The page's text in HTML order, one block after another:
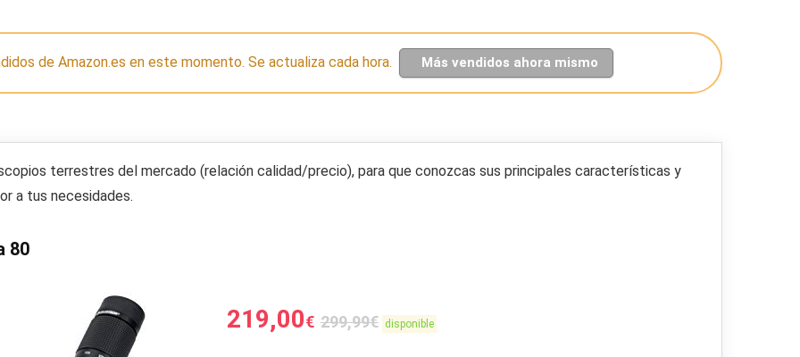
de Amazon.es en este momento. Se actualiza cada hora. Más vendidos ahora mismo
terrestres del mercado (relación calidad/precio), para que conozcas sus principales características y
a tus necesidades.
80
219,00€ 299,99€ disponible